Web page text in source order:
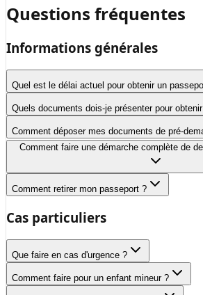
Questions fréquentes
Informations générales
Quel est le délai actuel pour obtenir un
Quels documents dois-je présenter pour
Comment déposer mes documents de pré-
Comment faire une démarche complète de
Comment retirer mon passeport ?
Cas particuliers
Que faire en cas d'urgence ?
Comment faire pour un enfant mineur ?